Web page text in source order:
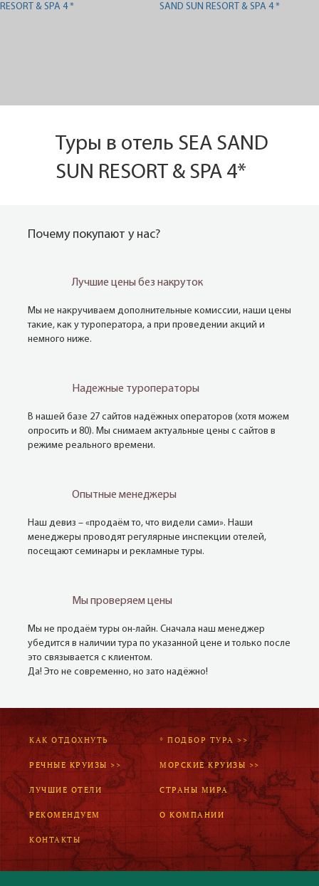
Туры в отель SEA SAND
SUN RESORT & SPA 4*
Почему покупают у нас?
Лучшие цены без накруток
Мы не накручиваем дополнительные комиссии, наши цены
такие, как у туроператора, а при проведении акций и
немного ниже.
Надежные туроператоры
В нашей базе 27 сайтов надёжных операторов (хотя можем
опросить и 80). Мы снимаем актуальные цены с сайтов в
режиме реального времени.
Опытные менеджеры
Наш девиз – «продаём то, что видели сами». Наши
менеджеры проводят регулярные инспекции отелей,
посещают семинары и рекламные туры.
Мы проверяем цены
Мы не продаём туры он-лайн. Сначала наш менеджер
убедится в наличии тура по указанной цене и только после
это связывается с клиентом.
Да! Это не современно, но зато надёжно!
КАК ОТДОХНУТЬ * ПОДБОР ТУРА >>
РЕЧНЫЕ КРУИЗЫ >> МОРСКИЕ КРУИЗЫ >>
ЛУЧШИЕ ОТЕЛИ СТРАНЫ МИРА
РЕКОМЕНДУЕМ О КОМПАНИИ
КОНТАКТЫ